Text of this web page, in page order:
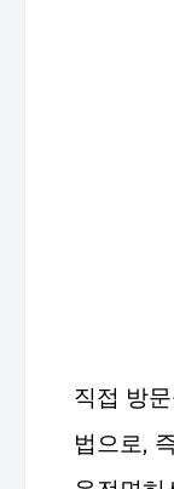
직접 방
법으로,